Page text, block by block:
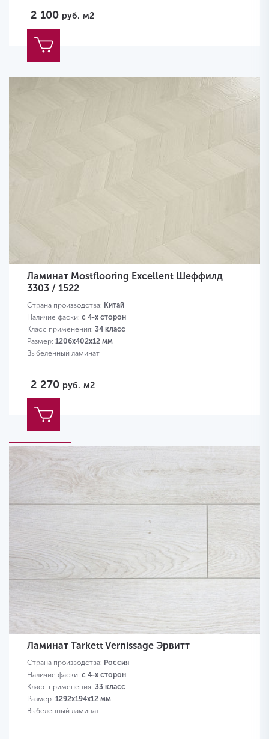
2 100 руб. м2
Ламинат Mostflooring Excellent Шеффилд
3303 / 1522
Страна производства: Китай
Наличие фаски: с 4-х сторон
Класс применения: 34 класс
Размер: 1206х402х12 мм
Выбеленный ламинат
2 270 руб. м2
Ламинат Tarkett Vernissage Эрвитт
Страна производства: Россия
Наличие фаски: с 4-х сторон
Класс применения: 33 класс
Размер: 1292х194х12 мм
Выбеленный ламинат